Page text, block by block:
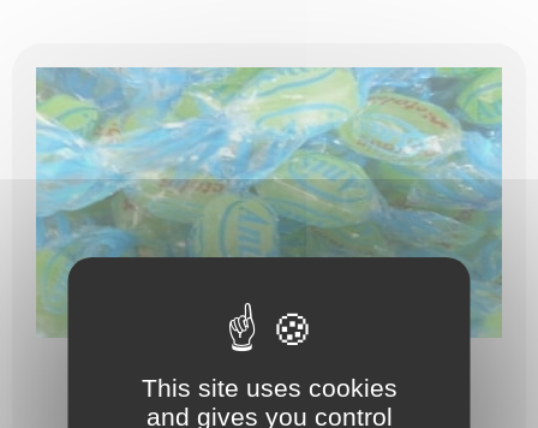
ANIS X100GRS
This site uses cookies
and gives you control